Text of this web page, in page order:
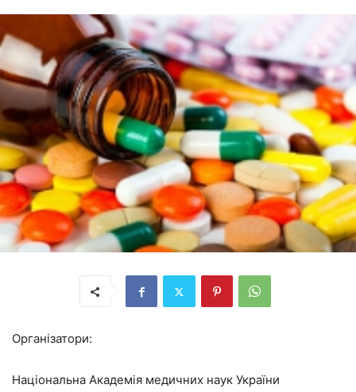
Організатори:
Національна Академія медичних наук України